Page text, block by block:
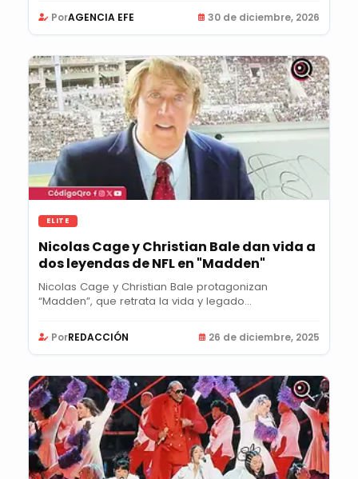
PorAGENCIA EFE 30 de diciembre, 2026
ELITE
Nicolas Cage y Christian Bale dan vida a
dos leyendas de NFL en "Madden"
Nicolas Cage y Christian Bale protagonizan
“Madden”, que retrata la vida y legado...
PorREDACCIÓN 26 de diciembre, 2025